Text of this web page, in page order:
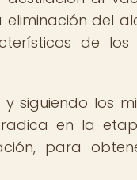
del
de los
siguiendo los
radica en la
para